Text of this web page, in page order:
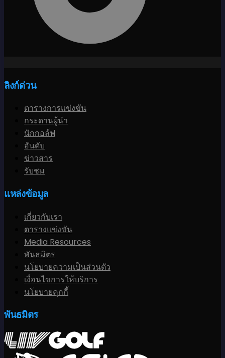
ลิงก์ด่วน
ตารางการแข่งขัน
กระดานผู้นำ
นักกอล์ฟ
อันดับ
ข่าวสาร
รับชม
แหล่งข้อมูล
เกี่ยวกับเรา
ตารางแข่งขัน
Media Resources
พันธมิตร
นโยบายความเป็นส่วนตัว
เงื่อนไขการให้บริการ
นโยบายคุกกี้
พันธมิตร